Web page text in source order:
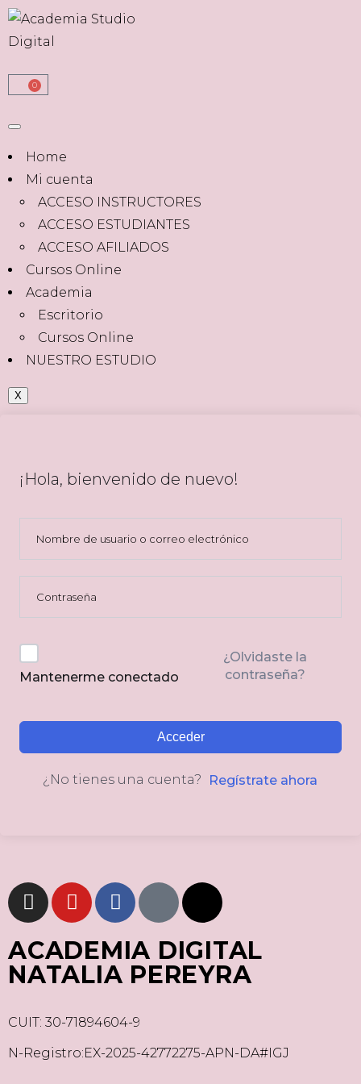
0
Home
Mi cuenta
ACCESO INSTRUCTORES
ACCESO ESTUDIANTES
ACCESO AFILIADOS
Cursos Online
Academia
Escritorio
Cursos Online
NUESTRO ESTUDIO
X
¡Hola, bienvenido de nuevo!
Mantenerme conectado
¿Olvidaste la
contraseña?
Acceder
¿No tienes una cuenta? Regístrate ahora
ACADEMIA DIGITAL
NATALIA PEREYRA
CUIT: 30-71894604-9
N-Registro:EX-2025-42772275-APN-DA#IGJ